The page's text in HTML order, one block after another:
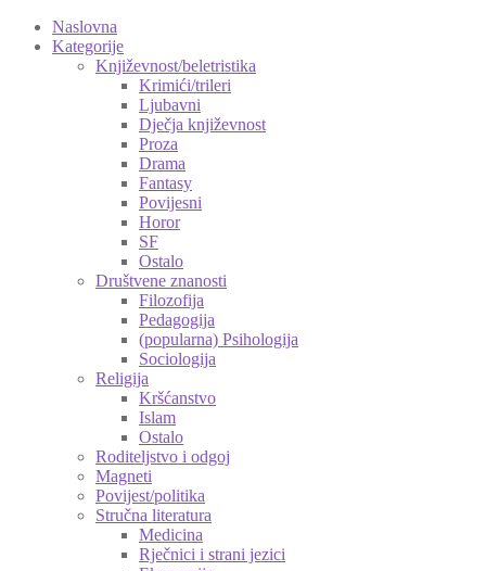
Naslovna
Kategorije
Književnost/beletristika
Krimići/trileri
Ljubavni
Dječja književnost
Proza
Drama
Fantasy
Povijesni
Horor
SF
Ostalo
Društvene znanosti
Filozofija
Pedagogija
(popularna) Psihologija
Sociologija
Religija
Kršćanstvo
Islam
Ostalo
Roditeljstvo i odgoj
Magneti
Povijest/politika
Stručna literatura
Medicina
Rječnici i strani jezici